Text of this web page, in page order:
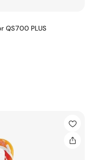
QS700 PLUS